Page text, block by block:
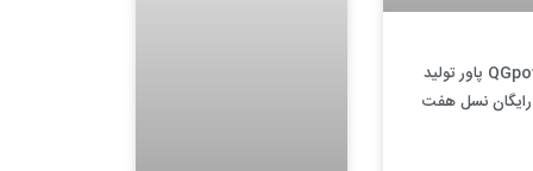
QGpower پاور تولید
نسل هفت